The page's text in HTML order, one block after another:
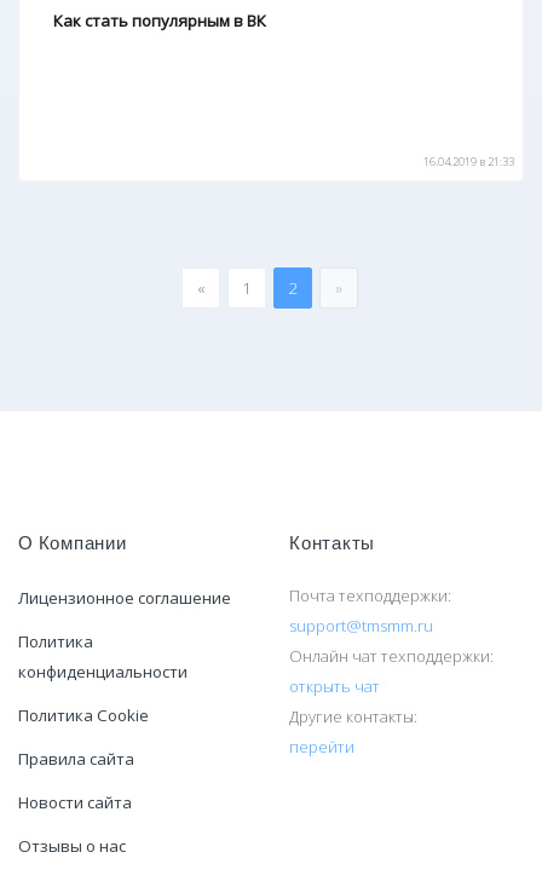
Как стать популярным в ВК
16.04.2019 в 21:33
« 1 2 »
О Компании
Лицензионное соглашение
Политика
конфиденциальности
Политика Cookie
Правила сайта
Новости сайта
Отзывы о нас
Контакты
Почта техподдержки:
support@tmsmm.ru
Онлайн чат техподдержки:
открыть чат
Другие контакты:
перейти